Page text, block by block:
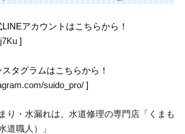
アカウントはこちらから！
]
タグラムはこちらから！
suido_pro/ ]
り・水漏れは、水道修理の専門店「くまも
道職人）」